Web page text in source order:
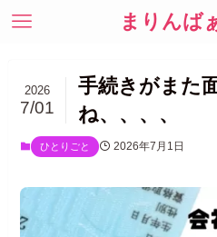
まりんば
手続きがまた
ね、、、、
2026
7/01
ひとりごと 2026年7月1日